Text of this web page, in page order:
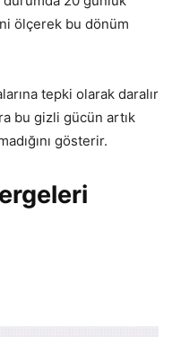
ölçerek bu dönüm
tepki olarak daralır
bu gizli gücün artık
gösterir.